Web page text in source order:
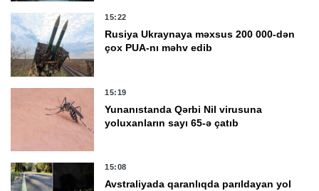
15:22
Rusiya Ukraynaya məxsus 200 000-dən
çox PUA-nı məhv edib
15:19
Yunanıstanda Qərbi Nil virusuna
yoluxanların sayı 65-ə çatıb
15:08
Avstraliyada qaranlıqda parıldayan yol